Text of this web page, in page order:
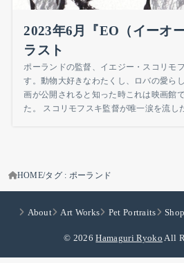
2023年6月『EO（イーオ
ラスト
ポーランドの監督、イエジー・スコリモ
す。動物大好きなわたくし、ロバの愛ら
画が公開されると知った時これは映画館
た。 スコリモフスキ監督が唯一涙を流し
HOME タグ : ポーランド
About Art Works Pet Portraits Shop
© 2026Hamaguri Ryoko All